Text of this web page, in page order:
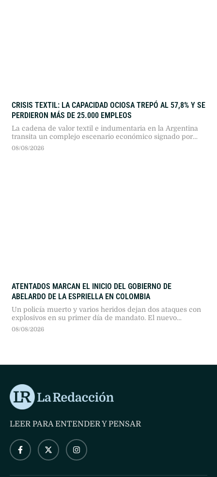
CRISIS TEXTIL: LA CAPACIDAD OCIOSA TREPÓ AL 57,8% Y SE
PERDIERON MÁS DE 25.000 EMPLEOS
La cadena de valor textil e indumentaria en la Argentina
transita un complejo escenario económico signado por
más de dos años consecutivos de caída en su actividad.
08/08/2026
ATENTADOS MARCAN EL INICIO DEL GOBIERNO DE
ABELARDO DE LA ESPRIELLA EN COLOMBIA
Un policía muerto y varios heridos dejan dos ataques con
explosivos en su primer día de mandato. El nuevo
presidente prometió mano dura contra el narcoterrorismo
08/08/2026
LEER PARA ENTENDER Y PENSAR